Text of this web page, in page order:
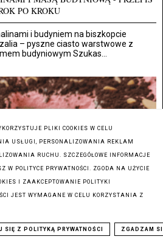
PO KROKU
i budyniem na biszkopcie
– pyszne ciasto warstwowe z
budyniowym Szukas...
NA BISZKOPT Z WIŚNIAMI I
KREMEM
i kremem budyniowym Przepis
PLIKI COOKIES W CELU
USŁUGI, PERSONALIZOWANIA REKLAM
RUCHU. SZCZEGÓŁOWE INFORMACJE
W POLITYCE PRYWATNOŚCI. ZGODA NA UŻYCIE
I ZAAKCEPTOWANIE POLITYKI
JEST WYMAGANE W CELU KORZYSTANIA Z
SIĘ Z POLITYKĄ PRYWATNOŚCI ZGADZAM